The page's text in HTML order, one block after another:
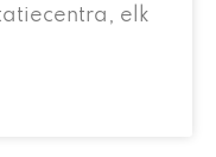
elk